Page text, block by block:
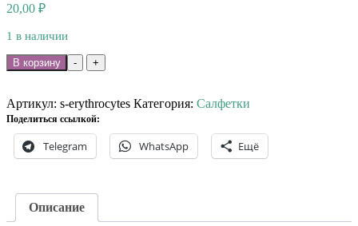
20,00 ₽
1 в наличии
-
Количество
товара
Эритроциты.
+
В корзину
Артикул: s-erythrocytes Категория: Салфетки
Поделиться ссылкой:
Telegram WhatsApp Ещё
Описание